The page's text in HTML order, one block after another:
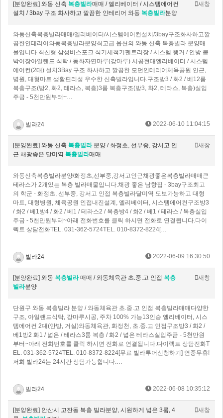
[분양완료] 와동 신축 복층빌라매매 / 엘리베이터 / 시스템에어컨
설치 / 3bay 구조 화사하고 깔끔한 인테리어 와동 복층빌라분양
새창
와동신축복층빌라매매/엘리베이터/시스템에어컨설치/3bay구조화사하고깔
끔한인테리어와동복층빌라분양최고급 옵션의 와동 신축 복층빌라 분양매
물입니다.최신형 삼성비스포크 식기세척기펜트리장 / 시스템 행거 / 안방 붙
박이장아일랜드 식탁 / 동화자연마루(강마루) 시공현대엘리베이터 / 시스템
에어컨(2대) 설치3Bay 구조 화사하고 깔끔한 모던인테리어체육공원 인근,
병원, 대형마트 생활편리성 우수한 신축빌라입니다.구조방3 / 화2 / 베12룸
복층구조(방2, 화2, 테라스, 복층)3룸 복층구조(방3, 화2, 테라스, 복층)실입
주금 - 5천만원부터~…
빌라24 2022-06-10 11:04:15
[분양완료] 와동 신축 복층빌라분양 / 화정초, 선부중, 강서고 인
근 채광좋은 달미역 복층빌라매매
새창
와동신축복층빌라분양/화정초,선부중,강서고인근채광좋은복층빌라매매큰
테라스가 2개있는 복층 빌라매물입니다.채광 좋은 남향집 - 3bay구조최고
의 학군 - 화정초, 선부중, 강서고 인접 복층빌라달미역 도보가능하고 대형
마트, 대형병원, 체육공원 인접내진설계, 엘리베이터, 시스템에어컨구조방3
/ 화2 / 베1방4 / 화2 / 베1 / 테라스2 / 복층방4 / 화2 / 베1 / 테라스 / 복층실입
주금 - 5천만원부터~아래 전화번호를 클릭 하시면 전화로 연결됩니다.다이
렉트 상담전화TEL. 031-362-5724TEL. 010-8372-8224[…
빌라24 2022-06-09 16:30:50
[분양완료] 와동 복층빌라매매 / 와동체육관 초.중.고 인접 복층
빌라분양
새창
단원구 와동 복층빌라 분양 / 와동체육관 초.중.고 인접 복층빌라매매​다양한
구조, 아일랜드식탁, 강마루시공, 주차 100% 가능13인승 엘리베이터, 시스
템에어컨 2대(안방, 거실)와동체육관, 화정천, 초.중.고 인접​구조방3 / 화2 /
베1방2 화1 / 넓은 / 테라스3룸 복층 / 화2 / 넓은 테라스​실입주금 - 5천만원
부터~​아래 전화번호를 클릭 하시면 전화로 연결됩니다.​다이렉트 상담전화T
EL. 031-362-5724TEL. 010-8372-8224​[무료 빌라투어신청하기] 연중무휴!
저희 빌라24는 24시간 상담가능합니다.…
빌라24 2022-06-08 10:35:12
[분양완료] 안산시 고잔동 복층 빌라분양, 시원하게 넓은 3룸, 4
새창